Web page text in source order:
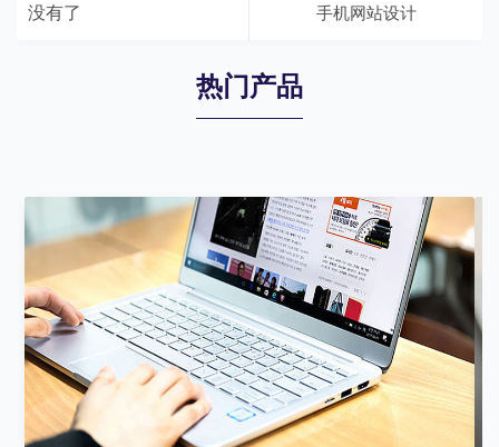
没有了 手机网站设计
热门产品